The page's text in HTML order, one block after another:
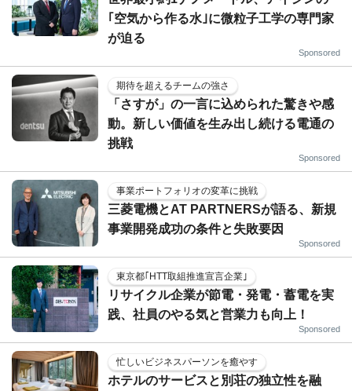
｢空気から作る水｣に微粒子工学の専門家
が迫る
Sponsored
期待を超えるチームの強さ
「さすが」の一言に込められた驚きや感
動。新しい価値を生み出し続ける電通の
挑戦
Sponsored
事業ポートフォリオの変革に挑戦
三菱電機とAT PARTNERSが語る、新規
事業開発成功の条件と失敗要因
Sponsored
東京都｢HTT取組推進宣言企業｣
リサイクル企業が節電・発電・蓄電を実
践、社員のやる気と営業力も向上！
Sponsored
忙しいビジネスパーソンを癒やす
ホテルのサービスと別荘の独立性を融